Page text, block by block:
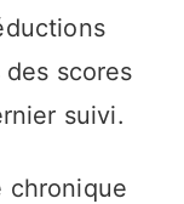
scores
suivi.
chronique